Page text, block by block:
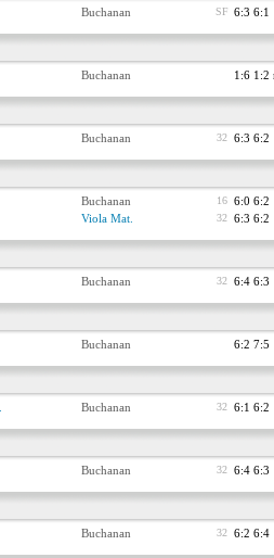
Buchanan SF 6:3 6:1
Buchanan 1:6 1:2
Buchanan 32 6:3 6:2
Buchanan 16 6:0 6:2
Viola Mat. 32 6:3 6:2
Buchanan 32 6:4 6:3
Buchanan 6:2 7:5
Buchanan 32 6:1 6:2
Buchanan 32 6:4 6:3
Buchanan 32 6:2 6:4